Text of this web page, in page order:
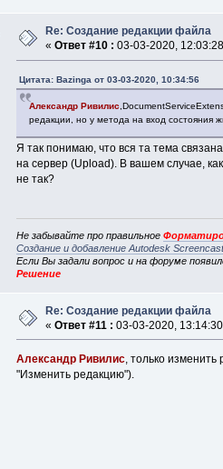
Re: Создание редакции файла
« Ответ #10 : 03-03-2020,
Цитата: Bazinga от 03-03-2020, 10:34:56
Александр Ривилис
редакции, но у метода на вход состояния
Я так понимаю, что вся та тема
на сервер (Upload). В вашем случае,
не так?
Не забывайте про правильное
Создание и добавление Autodesk
Если Вы задали вопрос и на форуме
Решение
Re: Создание редакции файла
« Ответ #11 : 03-03-2020,
Александр Ривилис, только изменить
"Изменить редакцию").